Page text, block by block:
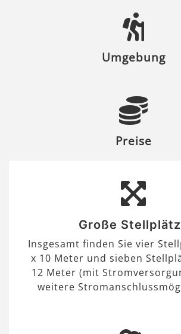
Umgebung
Preise
Große
Insgesamt finden Sie vier
x 10 Meter und sieben
12 Meter (mit
weitere